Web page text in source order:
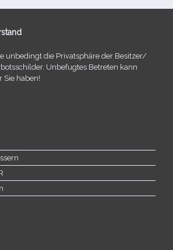
unbe­dingt die Privatsphäre der Besitzer/​
Unbefugtes Betreten kann
Sie haben!